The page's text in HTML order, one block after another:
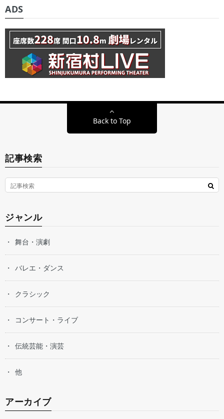
ADS
Back to Top
記事検索
ジャンル
舞台・演劇
バレエ・ダンス
クラシック
コンサート・ライブ
伝統芸能・演芸
他
アーカイブ